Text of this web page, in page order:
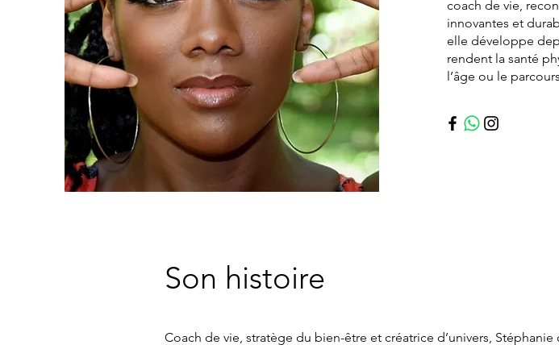
coach de vie,
innovantes et
elle développe
rendent la santé
l’âge ou le
Son histoire
Coach de vie, stratège du bien-être et créatrice d’univers,